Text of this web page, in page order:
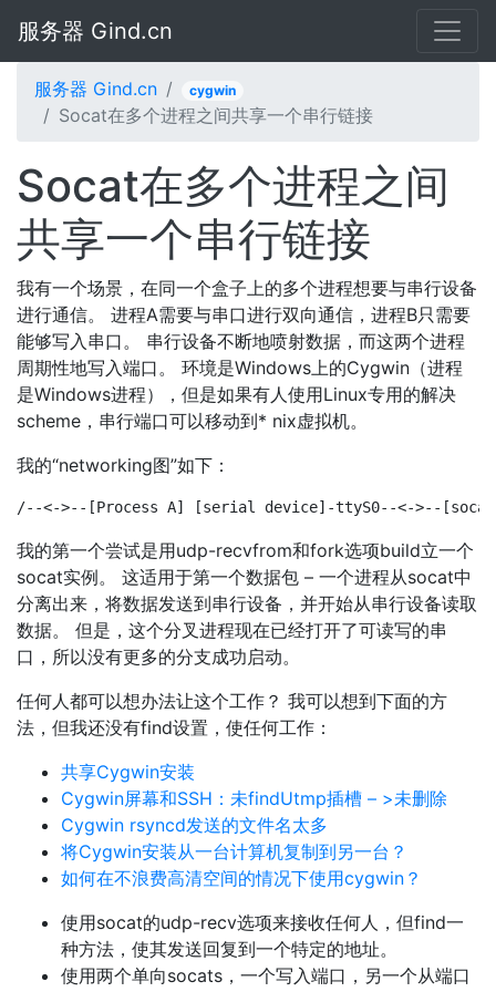
服务器 Gind.cn
服务器 Gind.cn cygwin
Socat在多个进程之间共享一个串行链接
Socat在多个进程之间
共享一个串行链接
我有一个场景，在同一个盒子上的多个进程想要与串行设备
进行通信。 进程A需要与串口进行双向通信，进程B只需要
能够写入串口。 串行设备不断地喷射数据，而这两个进程
周期性地写入端口。 环境是Windows上的Cygwin（进程
是Windows进程），但是如果有人使用Linux专用的解决
scheme，串行端口可以移动到* nix虚拟机。
我的“networking图”如下：
/--<->--[Process A] [serial device]-ttyS0--<->--
我的第一个尝试是用udp-recvfrom和fork选项build立一个
socat实例。 这适用于第一个数据包 – 一个进程从socat中
分离出来，将数据发送到串行设备，并开始从串行设备读取
数据。 但是，这个分叉进程现在已经打开了可读写的串
口，所以没有更多的分支成功启动。
任何人都可以想办法让这个工作？ 我可以想到下面的方
法，但我还没有find设置，使任何工作：
共享Cygwin安装
Cygwin屏幕和SSH：未findUtmp插槽 – >未删除
Cygwin rsyncd发送的文件名太多
将Cygwin安装从一台计算机复制到另一台？
如何在不浪费高清空间的情况下使用cygwin？
使用socat的udp-recv选项来接收任何人，但find一
种方法，使其发送回复到一个特定的地址。
使用两个单向socats，一个写入端口，另一个从端口